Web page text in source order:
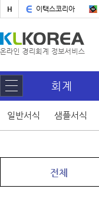
H 이택스코리아
회계
일반서식 샘플서식
전체